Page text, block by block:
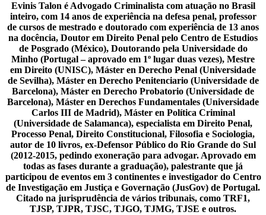
Evinis Talon é Advogado Criminalista com atuação no Brasil
inteiro, com 14 anos de experiência na defesa penal, professor
de cursos de mestrado e doutorado com experiência de 13 anos
na docência, Doutor em Direito Penal pelo Centro de Estudios
de Posgrado (México), Doutorando pela Universidade do
Minho (Portugal – aprovado em 1º lugar duas vezes), Mestre
em Direito (UNISC), Máster en Derecho Penal (Universidade
de Sevilha), Máster en Derecho Penitenciario (Universidade de
Barcelona), Máster en Derecho Probatorio (Universidade de
Barcelona), Máster en Derechos Fundamentales (Universidade
Carlos III de Madrid), Máster en Política Criminal
(Universidade de Salamanca), especialista em Direito Penal,
Processo Penal, Direito Constitucional, Filosofia e Sociologia,
autor de 10 livros, ex-Defensor Público do Rio Grande do Sul
(2012-2015, pedindo exoneração para advogar. Aprovado em
todas as fases durante a graduação), palestrante que já
participou de eventos em 3 continentes e investigador do Centro
de Investigação em Justiça e Governação (JusGov) de Portugal.
Citado na jurisprudência de vários tribunais, como TRF1,
TJSP, TJPR, TJSC, TJGO, TJMG, TJSE e outros.